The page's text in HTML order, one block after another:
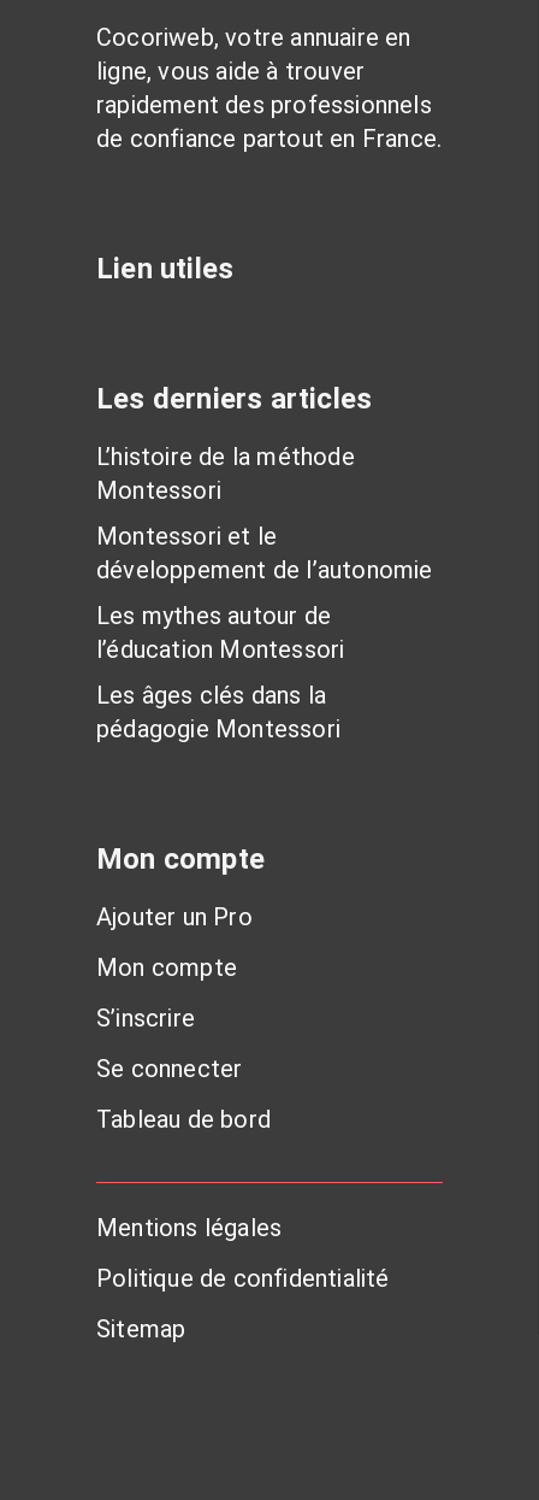
Cocoriweb, votre annuaire en
ligne, vous aide à trouver
rapidement des professionnels
de confiance partout en France.
Lien utiles
Les derniers articles
L’histoire de la méthode
Montessori
Montessori et le
développement de l’autonomie
Les mythes autour de
l’éducation Montessori
Les âges clés dans la
pédagogie Montessori
Mon compte
Ajouter un Pro
Mon compte
S’inscrire
Se connecter
Tableau de bord
Mentions légales
Politique de confidentialité
Sitemap